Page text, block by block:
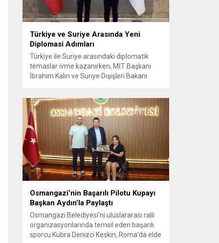
Türkiye ve Suriye Arasında Yeni
Diplomasi Adımları
Türkiye ile Suriye arasındaki diplomatik
temaslar ivme kazanırken, MİT Başkanı
İbrahim Kalın ve Suriye Dışişleri Bakanı
birliği imkanları ve bölgesel istikrar konuları
detaylı şekilde ele alındı. Taraflar, komşu
ülkelerle ilişkilerin güçlendirilmesinin
gerekliliği üzerinde mutabık kaldı; ayrıca
Suriye-Lübnan ilişkilerine...
Osmangazi’nin Başarılı Pilotu Kupayı
Başkan Aydın’la Paylaştı
Osmangazi Belediyesi’ni uluslararası ralli
organizasyonlarında temsil eden başarılı
sporcu Kübra Denizci Keskin, Roma’da elde